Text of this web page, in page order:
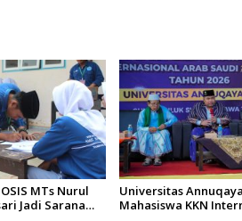
MTs Nurul
Jadi Sarana
Universitas
Mahasiswa KKN